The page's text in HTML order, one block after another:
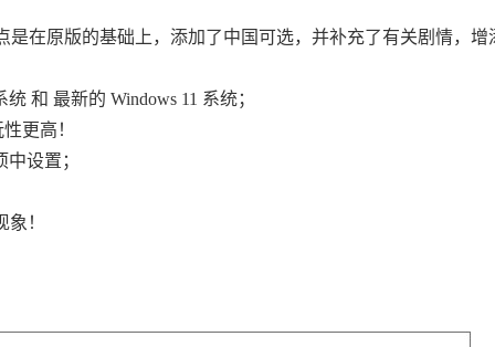
是在原版的基础上，添加了中国可选，并补充了有关剧情，增
和 最新的 Windows 11 系统；
更高！
设置；
！